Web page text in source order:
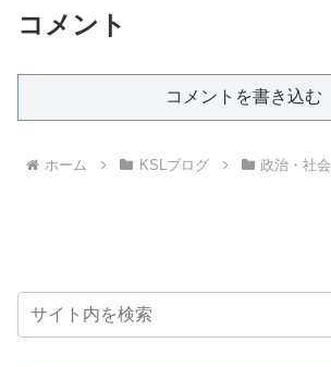
コメント
コメントを書き込む
ホーム KSLブログ 政治・社会